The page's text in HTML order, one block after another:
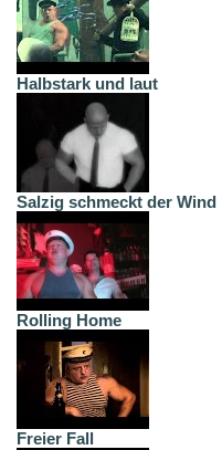
Halbstark und laut
Salzig schmeckt der Wind
Rolling Home
Freier Fall